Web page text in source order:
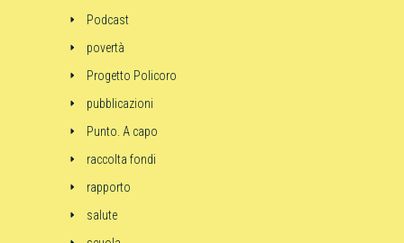
Podcast
povertà
Progetto Policoro
pubblicazioni
Punto. A capo
raccolta fondi
rapporto
salute